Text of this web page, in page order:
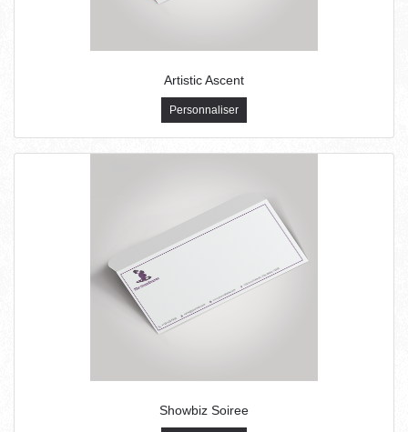
Artistic Ascent
Personnaliser
Showbiz Soiree